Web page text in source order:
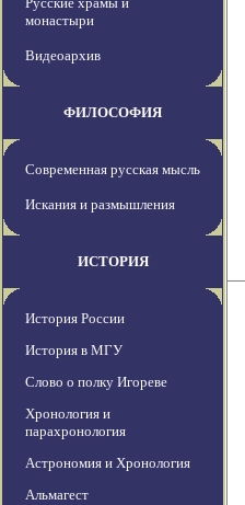
монастыри
Видеоархив
ФИЛОСОФИЯ
Современная русская мысль
Искания и размышления
ИСТОРИЯ
История России
История в МГУ
Слово о полку Игореве
Хронология и
парахронология
Астрономия и Хронология
Альмагест